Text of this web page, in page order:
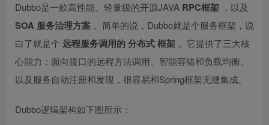
Dubbo是一款高性能、轻量级的开源JAVA RPC框架 ，以及
SOA 服务治理方案 。简单的说，Dubbo就是个服务框架，说
白了就是个 远程服务调用的分布式框架 。它提供了三大核
心能力：面向接口的远程方法调用、智能容错和负载均衡、
以及服务自动注册和发现，很容易和Spring框架无缝集成。
Dubbo逻辑架构如下图所示：